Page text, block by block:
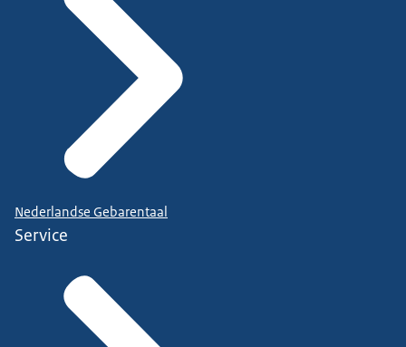
Nederlandse Gebarentaal
Service